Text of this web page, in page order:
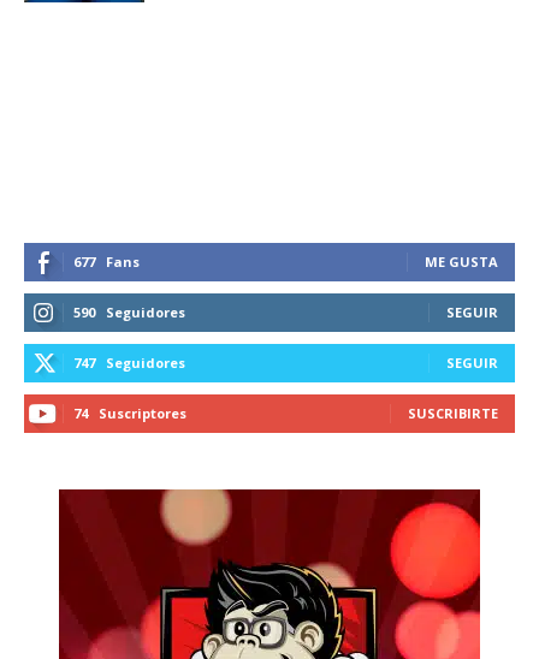
receive all the news of vaping and
tobacco harm reduction in your email.
SUBSCRIBIRSE
677 Fans ME GUSTA
590 Seguidores SEGUIR
747 Seguidores SEGUIR
74 Suscriptores SUSCRIBIRTE